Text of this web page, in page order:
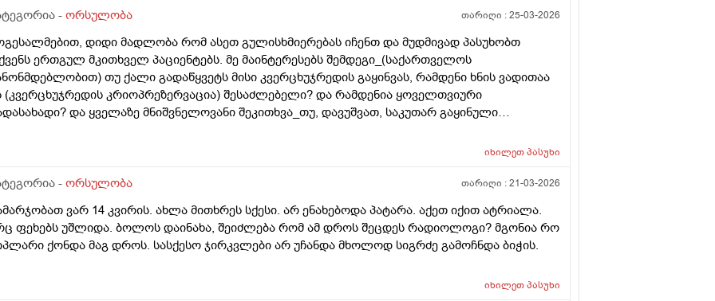
- ორსულობა თარიღი :25-03-2026
დიდი მადლობა რომ ასეთ გულისხმიერებას იჩენთ და მუდმივად პასუხობთ
ერთგულ მკითხველ პაციენტებს. მე მაინტერესებს შემდეგი_(საქართველოს
თუ ქალი გადაწყვეტს მისი კვერცხუჯრედის გაყინვას, რამდენი ხნის ვადითაა
(კვერცხუჯრედის კრიოპრეზერვაცია) შესაძლებელი? და რამდენია ყოველთვიური
და ყველაზე მნიშვნელოვანი შეკითხვა_თუ, დავუშვათ, საკუთარ გაყინული
"დონორის" სურვილის მიუხედავად? თუ არ შეწუხდებით, დეტალურად რომ ამიხსნათ ამ
იხილეთპასუხი
- ორსულობა თარიღი :21-03-2026
ვარ 14 კვირის. ახლა მითხრეს სქესი. არ ენახებოდა პატარა. აქეთ იქით ატრიალა.
ფეხებს უშლიდა. ბოლოს დაინახა, შეიძლება რომ ამ დროს შეცდეს რადიოლოგი? მგონია რო
ქონდა მაგ დროს. სასქესო ჯირკვლები არ უჩანდა მხოლოდ სიგრძე გამოჩნდა ბიჭის.
იხილეთპასუხი